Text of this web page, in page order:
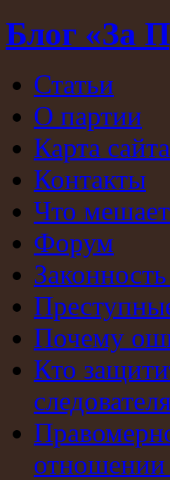
Блог «За
Статьи
О партии
Карта сайта
Контакты
Что
Форум
Почему
Кто